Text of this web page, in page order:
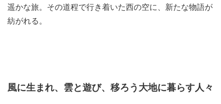
遥かな旅。その道程で行き着いた西の空に、新たな物語が
紡がれる。
風に生まれ、雲と遊び、移ろう大地に暮らす人々